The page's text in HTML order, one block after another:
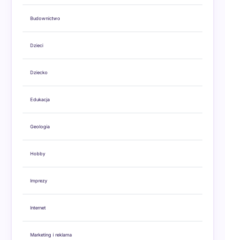
Budownictwo
Dzieci
Dziecko
Edukacja
Geologia
Hobby
Imprezy
Internet
Marketing i reklama